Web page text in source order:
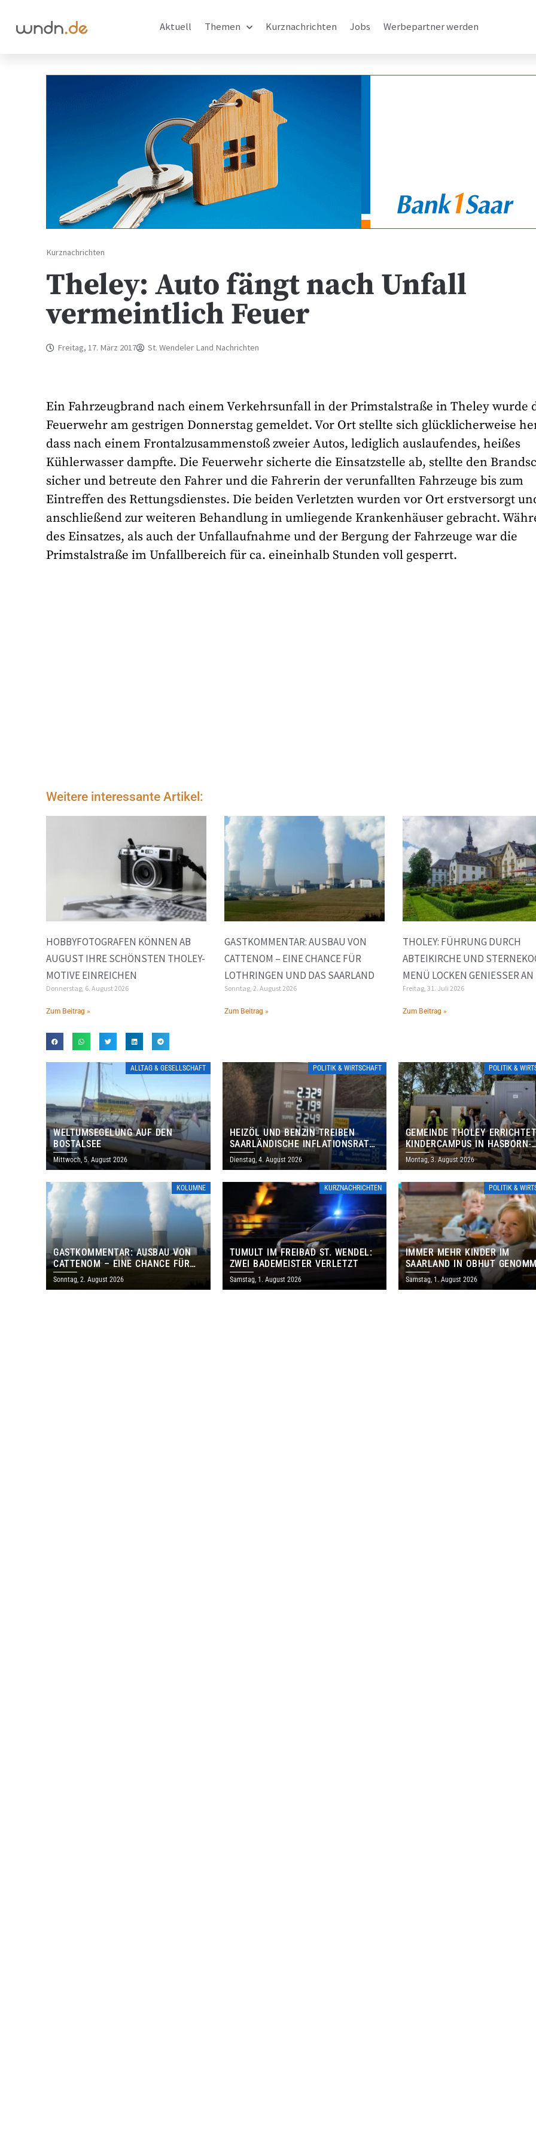
Aktuell Themen Kurznachrichten Jobs Werbepartner werden
Kurznachrichten
Theley: Auto fängt nach Unfall
vermeintlich Feuer
Freitag, 17. März 2017 St. Wendeler Land Nachrichten
Ein Fahrzeugbrand nach einem Verkehrsunfall in der Primstalstraße in Theley wurde
Feuerwehr am gestrigen Donnerstag gemeldet. Vor Ort stellte sich glücklicherweise
dass nach einem Frontalzusammenstoß zweier Autos, lediglich auslaufendes, heißes
Kühlerwasser dampfte. Die Feuerwehr sicherte die Einsatzstelle ab, stellte den
sicher und betreute den Fahrer und die Fahrerin der verunfallten Fahrzeuge bis zum
Eintreffen des Rettungsdienstes. Die beiden Verletzten wurden vor Ort erstversorgt
anschließend zur weiteren Behandlung in umliegende Krankenhäuser gebracht.
des Einsatzes, als auch der Unfallaufnahme und der Bergung der Fahrzeuge war die
Primstalstraße im Unfallbereich für ca. eineinhalb Stunden voll gesperrt.
Weitere interessante Artikel:
HOBBYFOTOGRAFEN KÖNNEN AB
AUGUST IHRE SCHÖNSTEN THOLEY-
MOTIVE EINREICHEN
Donnerstag, 6. August 2026
Zum Beitrag »
GASTKOMMENTAR: AUSBAU VON
CATTENOM – EINE CHANCE FÜR
LOTHRINGEN UND DAS SAARLAND
Sonntag, 2. August 2026
Zum Beitrag »
THOLEY: FÜHRUNG DURCH
ABTEIKIRCHE UND
MENÜ LOCKEN GENIESSER AN
Freitag, 31. Juli 2026
Zum Beitrag »
ALLTAG & GESELLSCHAFT
WELTUMSEGELUNG AUF DEN
BOSTALSEE
Mittwoch, 5. August 2026
POLITIK & WIRTSCHAFT
HEIZÖL UND BENZIN TREIBEN
SAARLÄNDISCHE INFLATIONSRATE
IM JULI AUF 3,2 PROZENT
Dienstag, 4. August 2026
POLITIK &
GEMEINDE THOLEY
KINDERCAMPUS IN HASBORN-
DAUTWEILER FÜR RUND 8,5
MILLIONEN EURO
Montag, 3. August 2026
KOLUMNE
GASTKOMMENTAR: AUSBAU VON
CATTENOM – EINE CHANCE FÜR
LOTHRINGEN UND DAS SAARLAND
Sonntag, 2. August 2026
KURZNACHRICHTEN
TUMULT IM FREIBAD ST. WENDEL:
ZWEI BADEMEISTER VERLETZT
Samstag, 1. August 2026
POLITIK &
IMMER MEHR KINDER IM
SAARLAND IN OBHUT
– CDU WILL FAMILIEN FRÜHER
ERREICHEN
Samstag, 1. August 2026